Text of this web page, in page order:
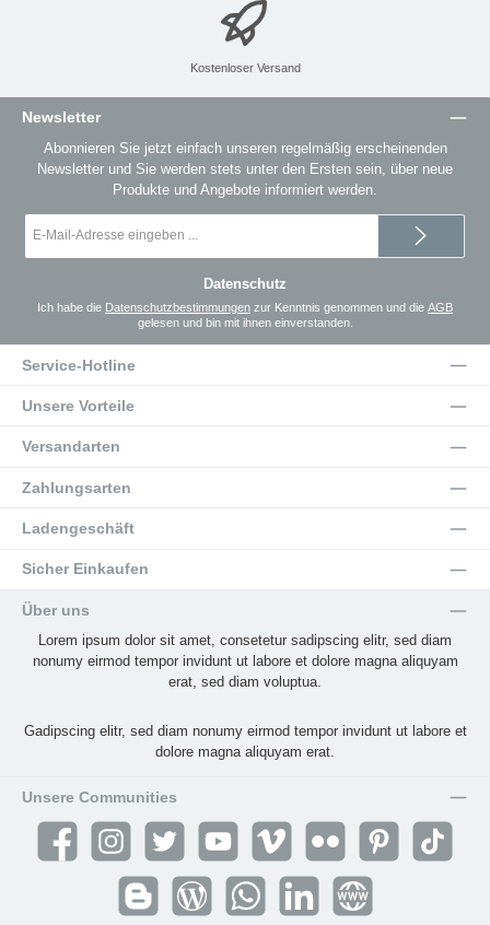
Kostenloser Versand
Newsletter
Abonnieren Sie jetzt einfach unseren regelmäßig erscheinenden
Newsletter und Sie werden stets unter den Ersten sein, über neue
Produkte und Angebote informiert werden.
Mail-
Datenschutz
Ich habe die Datenschutzbestimmungen zur Kenntnis genommen und die AGB
gelesen und bin mit ihnen einverstanden.
Service-Hotline
Unsere Vorteile
Versandarten
Zahlungsarten
Ladengeschäft
Sicher Einkaufen
Über uns
Lorem ipsum dolor sit amet, consetetur sadipscing elitr, sed diam
nonumy eirmod tempor invidunt ut labore et dolore magna aliquyam
erat, sed diam voluptua.
Gadipscing elitr, sed diam nonumy eirmod tempor invidunt ut labore et
dolore magna aliquyam erat.
Unsere Communities
Facebook Instagram Twitter YouTube Vimeo Flickr Pinterest TikTok
Blogger Blog WhatsApp Website